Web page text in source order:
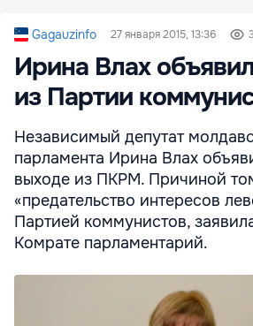
Gagauzinfo 27 января 2015, 13:36
Ирина Влах
из Партии
Независимый депутат
парламента Ирина Влах
выходе из ПКРМ. Причиной
«предательство интересов
Партией коммунистов,
Комрате парламентарий.